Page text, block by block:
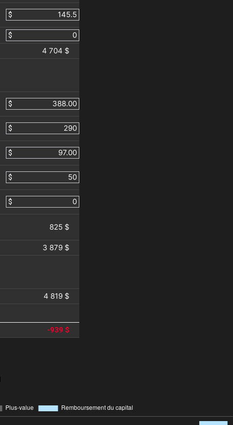
$
$
4 704 $
$
$
$
$
$
825 $
3 879 $
4 819 $
-939 $